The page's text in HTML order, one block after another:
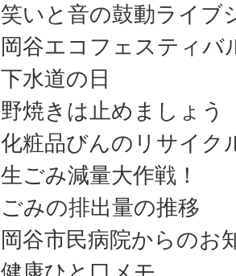
笑いと音の鼓動ライブ
岡谷エコフェスティバ
下水道の日
野焼きは止めましょう
化粧品びんのリサイク
生ごみ減量大作戦！
ごみの排出量の推移
岡谷市民病院からのお